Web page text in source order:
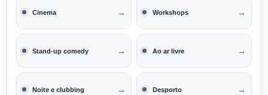
Cinema → Workshops →
Stand-up comedy → Ao ar livre →
Noite e clubbing → Desporto →